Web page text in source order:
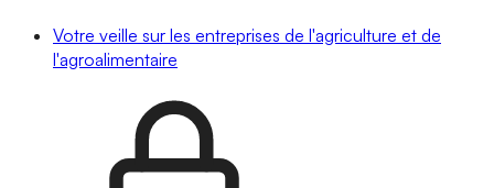
Votre veille sur les entreprises de l'agriculture et de
l'agroalimentaire